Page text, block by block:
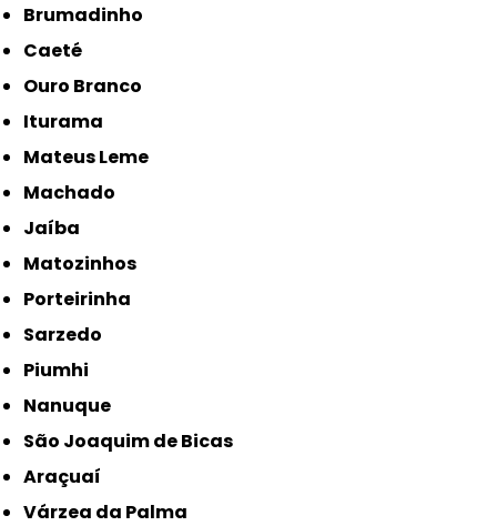
Brumadinho
Caeté
Ouro Branco
Iturama
Mateus Leme
Machado
Jaíba
Matozinhos
Porteirinha
Sarzedo
Piumhi
Nanuque
São Joaquim de Bicas
Araçuaí
Várzea da Palma